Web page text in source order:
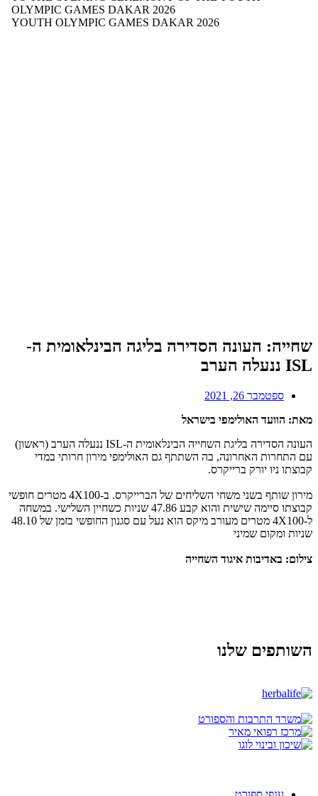
שחייה: העונה הסדירה בליגה הבינלאומית ה-
ISL ננעלה הערב
ספטמבר 26, 2021
מאת: הוועד האולימפי בישראל
העונה הסדירה בליגת השחייה הבינלאומית ה-ISL ננעלה הערב (ראשון)
עם התחרות האחרונה, בה השתתף גם האולימפי מירון חרותי במדי
קבוצתו ניו יורק ברייקרס.
מירון שותף בשני משחי השליחים של הברייקרס. ב-4X100 מטרים חופשי
קבוצתו סיימה שישית והוא קבע 47.86 שניות כשחיין השלישי. במשחה
ל-4X100 מטרים מעורב מיקס הוא נעל עם סגנון החופשי בזמן של 48.10
שניות ומקום שמיני
צילום: באדיבות איגוד השחייה
השותפים שלנו